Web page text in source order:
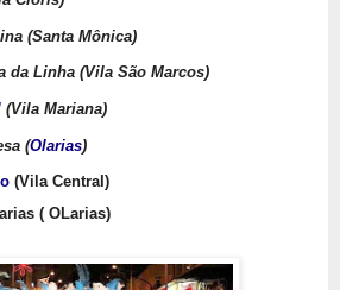
(Santa Mônica)
da Linha (Vila São Marcos)
(Vila Mariana)
(Olarias)
(Vila Central)
( OLarias)